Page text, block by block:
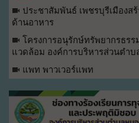
ประชาสัมพันธ์ เพชรบุรีเมืองส
ด้านอาหาร
แวดล้อม องค์การบริหารส่วนตำบ
แพท พาวเวอร์แพท